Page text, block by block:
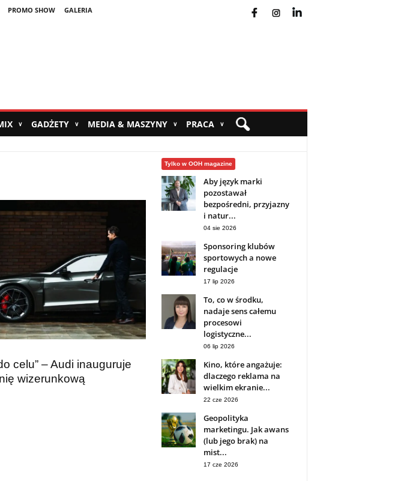
PROMO SHOW GALERIA
∨ GADŻETY ∨ MEDIA & MASZYNY ∨ PRACA ∨
celu” – Audi inauguruje
wizerunkową
Tylko w OOH magazine
Aby język marki
pozostawał
bezpośredni, przyjazny
i natur...
04 sie 2026
Sponsoring klubów
sportowych a nowe
regulacje
17 lip 2026
To, co w środku,
nadaje sens całemu
procesowi
logistyczne...
06 lip 2026
Kino, które angażuje:
dlaczego reklama na
wielkim ekranie...
22 cze 2026
Geopolityka
marketingu. Jak awans
(lub jego brak) na
mist...
17 cze 2026